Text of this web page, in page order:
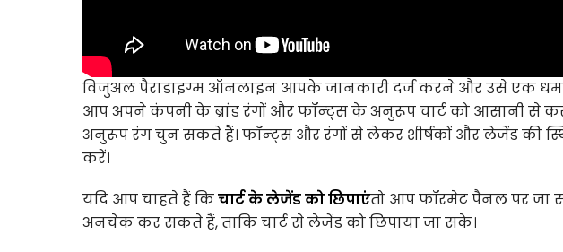
विजुअल पैराडाइग्म ऑनलाइन आपके जानकारी दर्ज करने और उसे एक
आप अपने कंपनी के ब्रांड रंगों और फॉन्ट्स के अनुरूप चार्ट को आसानी से
अनुरूप रंग चुन सकते हैं। फॉन्ट्स और रंगों से लेकर शीर्षकों और लेजेंड की
करें।
यदि आप चाहते हैं किचार्ट के लेजेंड को छिपाएंतो आप फॉरमेट पैनल पर
अनचेक कर सकते हैं, ताकि चार्ट से लेजेंड को छिपाया जा सके।